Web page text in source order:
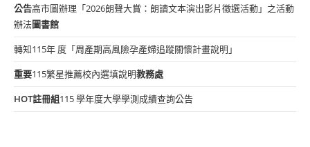
公告高市圖辦理「2026朗聲大賞：朗讀文本演出影片徵選活動」之活動
辦法圖書館
轉知115年 度「周產期高風險孕產婦追蹤關懷計畫說明」
重要115繁星推薦校內選填說明教務處
HOT註冊組115 學年度大學學測成績查詢公告